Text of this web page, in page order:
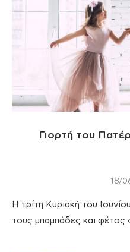
Γιορτή του
18/
Η τρίτη Κυριακή του
τους μπαμπάδες και φέτος